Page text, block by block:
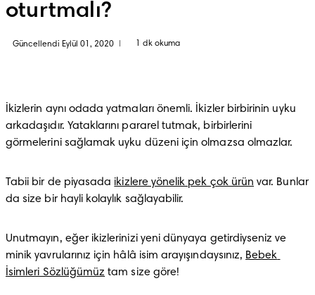
oturtmalı?
Güncellendi Eylül 01, 2020 1 dk okuma
İkizlerin aynı odada yatmaları önemli. İkizler birbirinin uyku
arkadaşıdır. Yataklarını pararel tutmak, birbirlerini
görmelerini sağlamak uyku düzeni için olmazsa olmazlar.
Tabii bir de piyasada ikizlere yönelik pek çok ürün var. Bunlar
da size bir hayli kolaylık sağlayabilir.
Unutmayın, eğer ikizlerinizi yeni dünyaya getirdiyseniz ve
minik yavrularınız için hâlâ isim arayışındaysınız, Bebek
İsimleri Sözlüğümüz tam size göre!